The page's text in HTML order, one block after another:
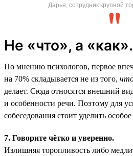
Дарья, сотрудник крупной
Не «что», а
По мнению психологов, первое
на 70% складывается не из того,
делает. Сюда относятся внешний
и особенности речи. Поэтому для
собеседования стоит уделить
7. Говорите чётко и уверенно.
Излишняя торопливость либо